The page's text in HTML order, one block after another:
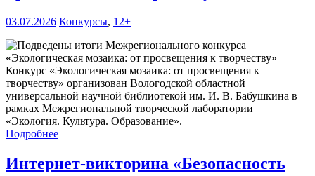
03.07.2026 Конкурсы, 12+
Конкурс «Экологическая мозаика: от просвещения к
творчеству» организован Вологодской областной
универсальной научной библиотекой им. И. В. Бабушкина в
рамках Межрегиональной творческой лаборатории
«Экология. Культура. Образование».
Подробнее
Интернет-викторина «Безопасность